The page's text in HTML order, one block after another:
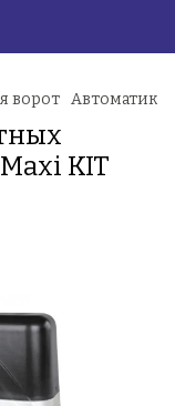
ворот Автоматика
KIT